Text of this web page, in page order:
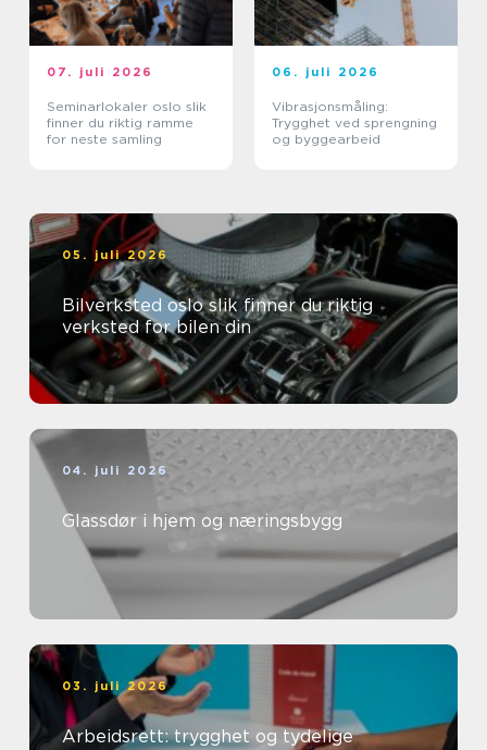
07. juli 2026
Seminarlokaler oslo slik
finner du riktig ramme
for neste samling
06. juli 2026
Vibrasjonsmåling:
Trygghet ved sprengning
og byggearbeid
05. juli 2026
Bilverksted oslo slik finner du riktig
verksted for bilen din
04. juli 2026
Glassdør i hjem og næringsbygg
03. juli 2026
Arbeidsrett: trygghet og tydelige